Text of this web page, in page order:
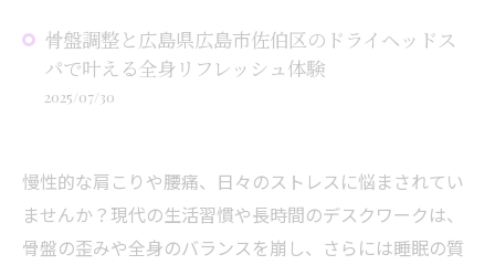
骨盤調整と広島県広島市佐伯区のドライヘッドス
パで叶える全身リフレッシュ体験
2025/07/30
慢性的な肩こりや腰痛、日々のストレスに悩まされてい
ませんか？現代の生活習慣や長時間のデスクワークは、
骨盤の歪みや全身のバランスを崩し、さらには睡眠の質